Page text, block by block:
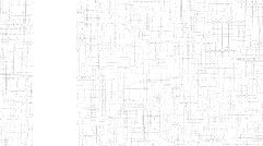
COLLEGE
TATUM
NIGHTINGALE
TEACHER